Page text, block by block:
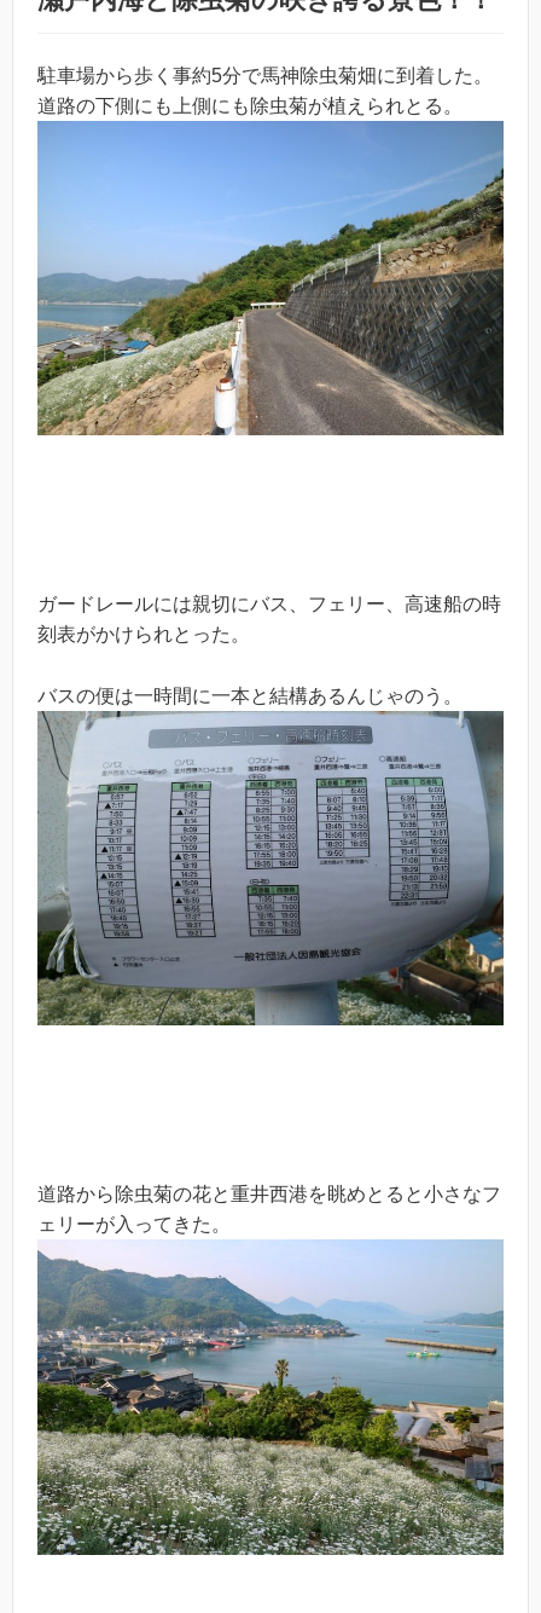
駐車場から歩く事約5分で馬神除虫菊畑に到着した。
道路の下側にも上側にも除虫菊が植えられとる。
ガードレールには親切にバス、フェリー、高速船の時
刻表がかけられとった。
バスの便は一時間に一本と結構あるんじゃのう。
道路から除虫菊の花と重井西港を眺めとると小さなフ
ェリーが入ってきた。